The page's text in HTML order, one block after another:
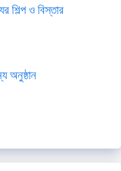
ও বিস্তার
অনুষ্ঠান